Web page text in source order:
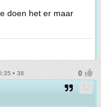
doen het er maar
• 38